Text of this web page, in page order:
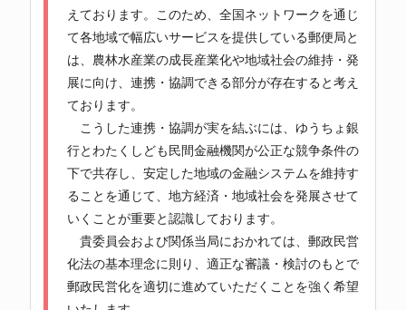
えております。このため、全国ネットワークを通じ
て各地域で幅広いサービスを提供している郵便局と
は、農林水産業の成長産業化や地域社会の維持・発
展に向け、連携・協調できる部分が存在すると考え
ております。
こうした連携・協調が実を結ぶには、ゆうちょ銀
行とわたくしども民間金融機関が公正な競争条件の
下で共存し、安定した地域の金融システムを維持す
ることを通じて、地方経済・地域社会を発展させて
いくことが重要と認識しております。
貴委員会および関係当局におかれては、郵政民営
化法の基本理念に則り、適正な審議・検討のもとで
郵政民営化を適切に進めていただくことを強く希望